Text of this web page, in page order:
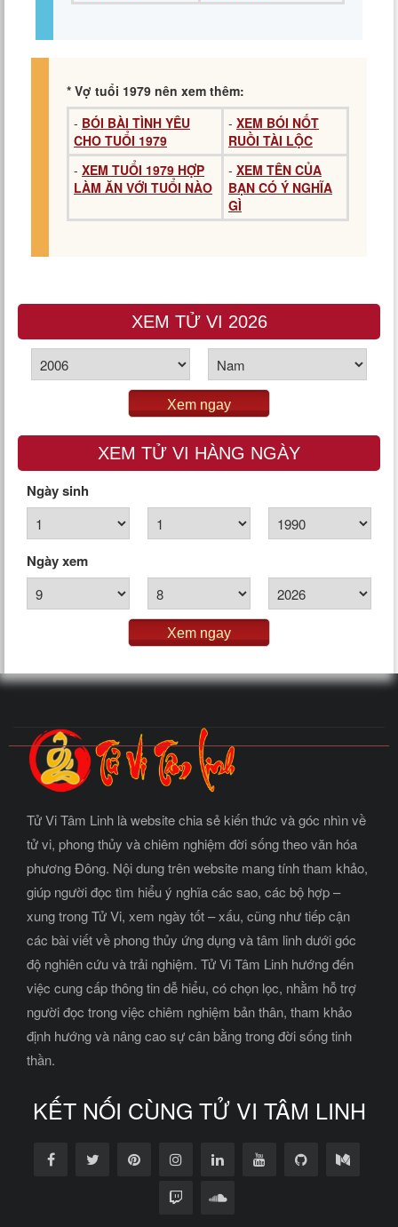
* Vợ tuổi 1979 nên xem thêm:
- BÓI BÀI TÌNH YÊU
CHO TUỔI 1979
- XEM BÓI NỐT
RUỒI TÀI LỘC
- XEM TUỔI 1979 HỢP
LÀM ĂN VỚI TUỔI NÀO
- XEM TÊN CỦA
BẠN CÓ Ý NGHĨA
GÌ
XEM TỬ VI 2026
Xem ngay
XEM TỬ VI HÀNG NGÀY
Ngày sinh
Ngày xem
Xem ngay
Tử Vi Tâm Linh là website chia sẻ kiến thức và góc nhìn về
tử vi, phong thủy và chiêm nghiệm đời sống theo văn hóa
phương Đông. Nội dung trên website mang tính tham khảo,
giúp người đọc tìm hiểu ý nghĩa các sao, các bộ hợp –
xung trong Tử Vi, xem ngày tốt – xấu, cũng như tiếp cận
các bài viết về phong thủy ứng dụng và tâm linh dưới góc
độ nghiên cứu và trải nghiệm. Tử Vi Tâm Linh hướng đến
việc cung cấp thông tin dễ hiểu, có chọn lọc, nhằm hỗ trợ
người đọc trong việc chiêm nghiệm bản thân, tham khảo
định hướng và nâng cao sự cân bằng trong đời sống tinh
thần.
KẾT NỐI CÙNG TỬ VI TÂM LINH